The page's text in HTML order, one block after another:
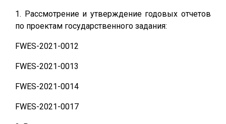
1. Рассмотрение и утверждение годовых отчетов
по проектам государственного задания:
FWES-2021-0012
FWES-2021-0013
FWES-2021-0014
FWES-2021-0017